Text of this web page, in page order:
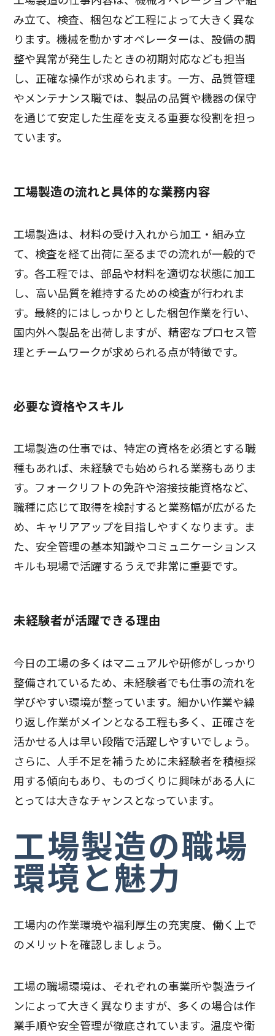
み立て、検査、梱包など工程によって大きく異な
ります。機械を動かすオペレーターは、設備の調
整や異常が発生したときの初期対応なども担当
し、正確な操作が求められます。一方、品質管理
やメンテナンス職では、製品の品質や機器の保守
を通じて安定した生産を支える重要な役割を担っ
ています。
工場製造の流れと具体的な業務内容
工場製造は、材料の受け入れから加工・組み立
て、検査を経て出荷に至るまでの流れが一般的で
す。各工程では、部品や材料を適切な状態に加工
し、高い品質を維持するための検査が行われま
す。最終的にはしっかりとした梱包作業を行い、
国内外へ製品を出荷しますが、精密なプロセス管
理とチームワークが求められる点が特徴です。
必要な資格やスキル
工場製造の仕事では、特定の資格を必須とする職
種もあれば、未経験でも始められる業務もありま
す。フォークリフトの免許や溶接技能資格など、
職種に応じて取得を検討すると業務幅が広がるた
め、キャリアアップを目指しやすくなります。ま
た、安全管理の基本知識やコミュニケーションス
キルも現場で活躍するうえで非常に重要です。
未経験者が活躍できる理由
今日の工場の多くはマニュアルや研修がしっかり
整備されているため、未経験者でも仕事の流れを
学びやすい環境が整っています。細かい作業や繰
り返し作業がメインとなる工程も多く、正確さを
活かせる人は早い段階で活躍しやすいでしょう。
さらに、人手不足を補うために未経験者を積極採
用する傾向もあり、ものづくりに興味がある人に
とっては大きなチャンスとなっています。
工場製造の職場
環境と魅力
工場内の作業環境や福利厚生の充実度、働く上で
のメリットを確認しましょう。
工場の職場環境は、それぞれの事業所や製造ライ
ンによって大きく異なりますが、多くの場合は作
業手順や安全管理が徹底されています。温度や衛